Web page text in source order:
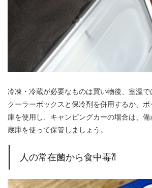
冷凍・冷蔵が必要なものは買い物後、室温
クーラーボックスと保冷剤を併用するか、
庫を使用し、キャンピングカーの場合は、
蔵庫を使って保管しましょう。
人の常在菌から食中毒⁈